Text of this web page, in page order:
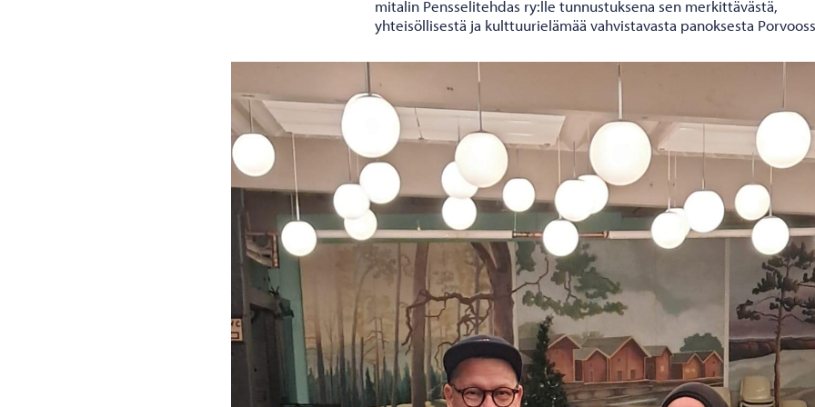
mitalin Pensselitehdas ry:lle tunnustuksena sen merkittävästä,
yhteisöllisestä ja kulttuurielämää vahvistavasta panoksesta